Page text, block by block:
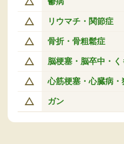
リウマチ・関節症
骨折・骨粗鬆症
脳梗塞・脳卒中・く
心筋梗塞・心臓病・
ガン